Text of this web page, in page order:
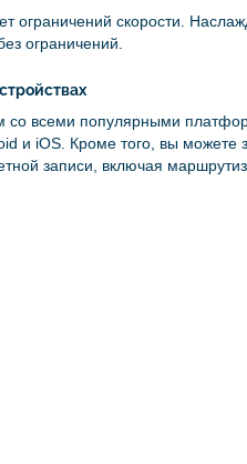
ограничений скорости.
ограничений.
со всеми популярными
и iOS. Кроме того, вы можете
записи, включая